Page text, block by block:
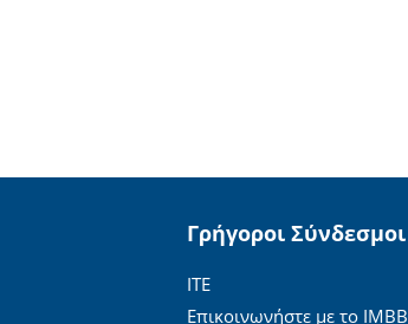
Γρήγοροι Σύνδεσμοι
ΙΤΕ
Επικοινωνήστε με το ΙΜΒΒ